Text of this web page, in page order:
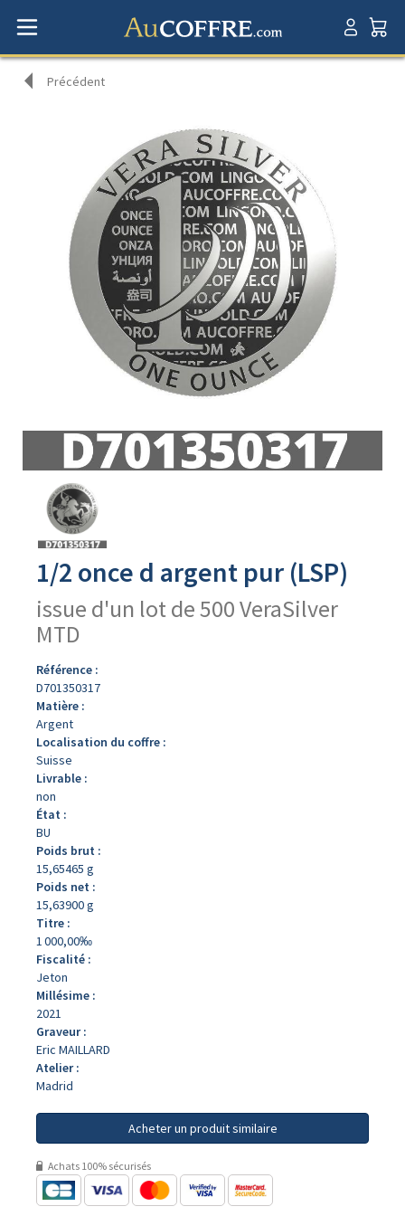
Précédent
produit
1/2 once d argent pur (LSP)
issue d'un lot de 500 VeraSilver
MTD
Référence :
D701350317
Matière :
Argent
Localisation du coffre :
Suisse
Livrable :
non
État :
BU
Poids brut :
15,65465 g
Poids net :
15,63900 g
Titre :
1 000,00‰
Fiscalité :
Jeton
Millésime :
2021
Graveur :
Eric MAILLARD
Atelier :
Madrid
Acheter un produit similaire
Achats 100% sécurisés